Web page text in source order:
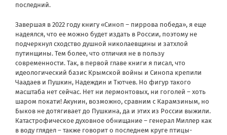
последний.
Завершая в 2022 году книгу«Синоп – пиррова победа», я еще
надеялся, что ее можно будет издать в России, поэтому не
подчеркнул сходство душной николаевщины и затхлой
путинщины. Тем более, что отличия не в пользу
современности. Так, в первой главе книги я писал, что
идеологический базис Крымской войны и Синопа крепили
Чаадаев и Пушкин, Надеждин и Тютчев. Но фигур такого
масштаба нет сейчас. Нет ни лермонтовых, ни гоголей – хоть
шаром покати! Акунин, возможно, сравним с Карамзиным, но
Быков не дотягивает до Пушкина, да и этих из России выжили.
Катастрофическое духовное обнищание – генерал Миллер как
в воду глядел – также говорит о последнем круге птицы-